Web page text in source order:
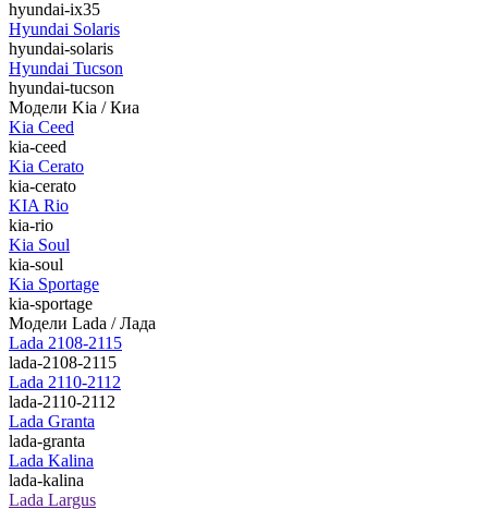
hyundai-ix35
Hyundai Solaris
hyundai-solaris
Hyundai Tucson
hyundai-tucson
Модели Kia / Киа
Kia Ceed
kia-ceed
Kia Cerato
kia-cerato
KIA Rio
kia-rio
Kia Soul
kia-soul
Kia Sportage
kia-sportage
Модели Lada / Лада
Lada 2108-2115
lada-2108-2115
Lada 2110-2112
lada-2110-2112
Lada Granta
lada-granta
Lada Kalina
lada-kalina
Lada Largus